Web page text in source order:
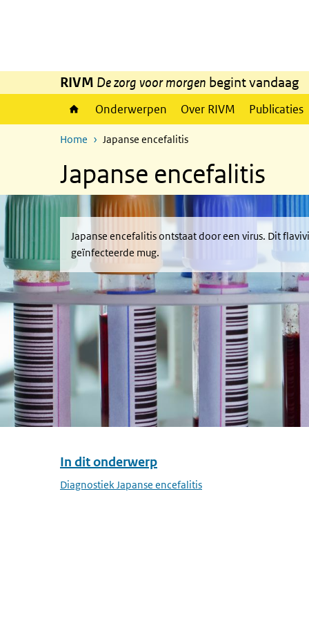
RIVM De zorg voor morgen begint vandaag
Onderwerpen Over RIVM Publicaties
Home Japanse encefalitis
Japanse encefalitis
Japanse encefalitis ontstaat door een virus. Dit
geïnfecteerde mug.
Overslaan menu In dit onderwerp
In dit onderwerp
Diagnostiek Japanse encefalitis